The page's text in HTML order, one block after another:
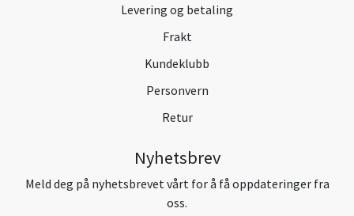
Levering og betaling
Frakt
Kundeklubb
Personvern
Retur
Nyhetsbrev
Meld deg på nyhetsbrevet vårt for å få oppdateringer fra
oss.